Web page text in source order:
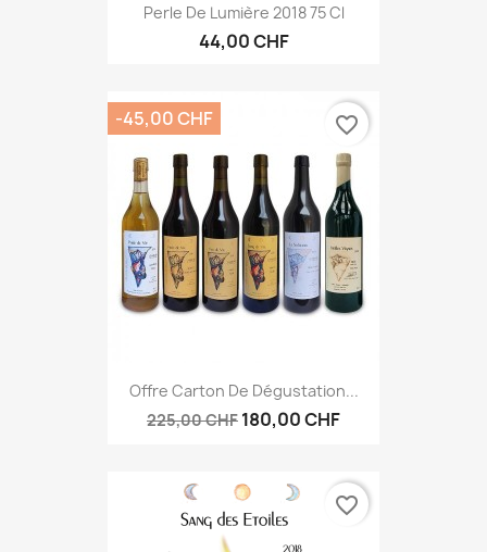
Perle De Lumière 2018 75 Cl
44,00 CHF
Offre Carton De Dégustation...
225,00 CHF 180,00 CHF
-45,00 CHF favorite_border
favorite_border